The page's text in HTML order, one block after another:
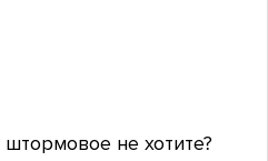
не хотите?